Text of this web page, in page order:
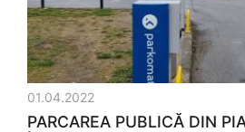
01.04.2022
PARCAREA PUBLICĂ DIN